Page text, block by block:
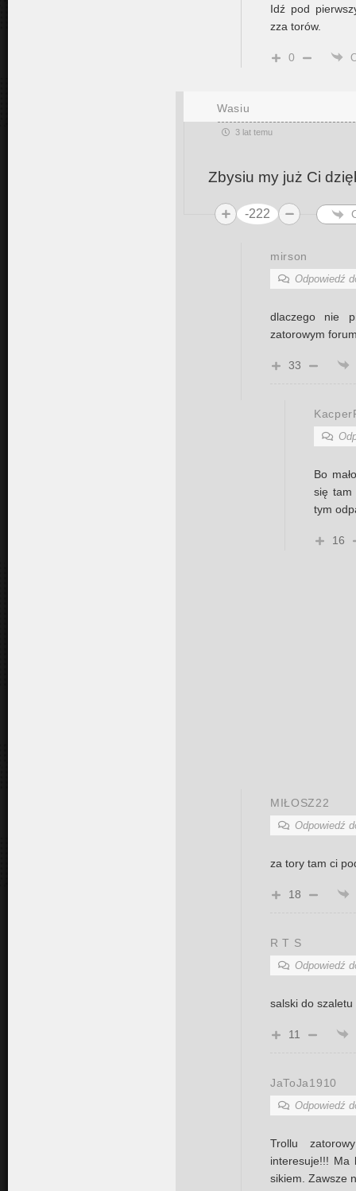
Idź pod
zza torów.
0
Wasiu
3 lat temu
Zbysiu my już Ci
-222
mirson
Odpowiedź
dlaczego nie
zatorowym
33
Bo
się tam
tym
16
MIŁOSZ22
Odpowiedź
za tory tam ci
18
R T S
Odpowiedź
salski do
11
JaToJa1910
Odpowiedź
Trollu
interesuje!!! Ma
sikiem. Zawsze